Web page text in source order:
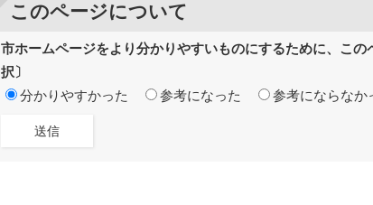
このページについて
市ホームページをより分かりやすいものにするために、こ
択〕
分かりやすかった
参考になった 参考にならなか